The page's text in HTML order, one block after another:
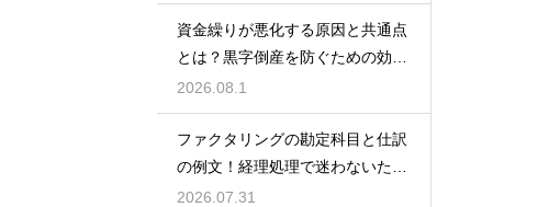
資金繰りが悪化する原因と共通点
とは？黒字倒産を防ぐための効果
的な対策
2026.08.1
ファクタリングの勘定科目と仕訳
の例文！経理処理で迷わないため
の知識
2026.07.31